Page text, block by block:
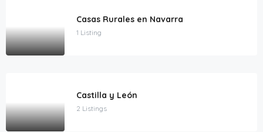
Casas Rurales en Navarra
1 Listing
Castilla y León
2 Listings